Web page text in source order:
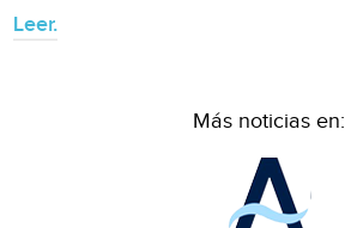
Leer.
Más noticias en: